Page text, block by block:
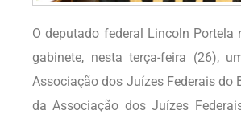
O deputado federal Lincoln Portela
gabinete, nesta terça-feira (26),
Associação dos Juízes Federais do
da Associação dos Juízes